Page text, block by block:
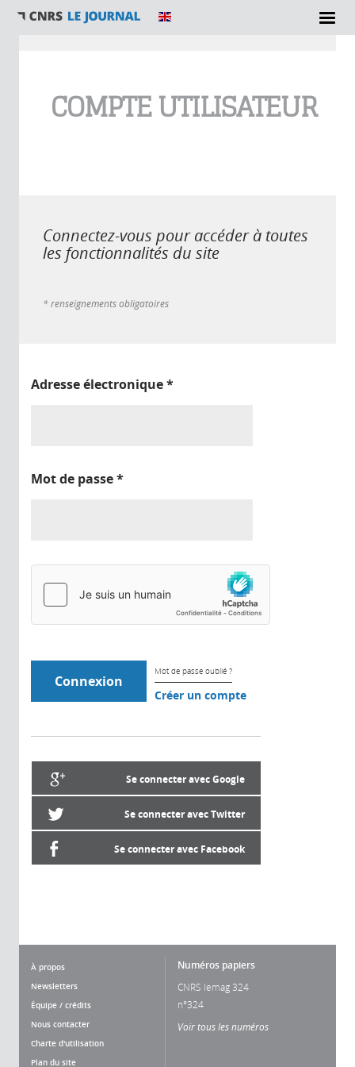
COMPTE UTILISATEUR
Connectez-vous pour accéder à toutes
les fonctionnalités du site
* renseignements obligatoires
Adresse électronique*
Mot de passe*
Mot de passe oublié ?
Créer un compte
Se connecter avec Google
Se connecter avec Twitter
Se connecter avec Facebook
À propos
Newsletters
Équipe / crédits
Nous contacter
Charte d'utilisation
Plan du site
Numéros papiers
CNRS lemag 324
n°324
Voir tous les numéros